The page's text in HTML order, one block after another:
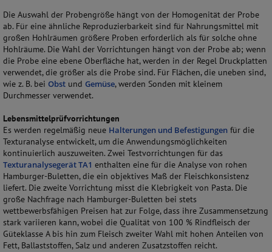
Die Auswahl der Probengröße hängt von der Homogenität der Probe
ab. Für eine ähnliche Reproduzierbarkeit sind für Nahrungsmittel mit
großen Hohlräumen größere Proben erforderlich als für solche ohne
Hohlräume. Die Wahl der Vorrichtungen hängt von der Probe ab; wenn
die Probe eine ebene Oberfläche hat, werden in der Regel Druckplatten
verwendet, die größer als die Probe sind. Für Flächen, die uneben sind,
wie z. B. bei Obst und Gemüse, werden Sonden mit kleinem
Durchmesser verwendet.
Lebensmittelprüfvorrichtungen
Es werden regelmäßig neue Halterungen und Befestigungen für die
Texturanalyse entwickelt, um die Anwendungsmöglichkeiten
kontinuierlich auszuweiten. Zwei Testvorrichtungen für das
Texturanalysegerät TA1 enthalten eine für die Analyse von rohen
Hamburger-Buletten, die ein objektives Maß der Fleischkonsistenz
liefert. Die zweite Vorrichtung misst die Klebrigkeit von Pasta. Die
große Nachfrage nach Hamburger-Buletten bei stets
wettbewerbsfähigen Preisen hat zur Folge, dass ihre Zusammensetzung
stark variieren kann, wobei die Qualität von 100 % Rindfleisch der
Güteklasse A bis hin zum Fleisch zweiter Wahl mit hohen Anteilen von
Fett, Ballaststoffen, Salz und anderen Zusatzstoffen reicht.